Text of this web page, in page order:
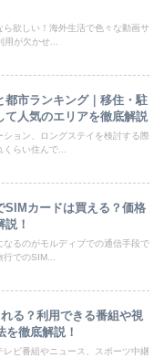
欲しい！海外生活で色々な動画サ
が欠かせ...
都市ランキング｜移住・駐
て人気のエリアを徹底解説
ョン、ロングステイを検討する際
らい住んで...
SIMカードは買える？価格
！
るのがモルディブでの通信手段で
でのSIM...
る？利用できる番組や視
徹底解説！
ビ番組やニュース、スポーツ中継